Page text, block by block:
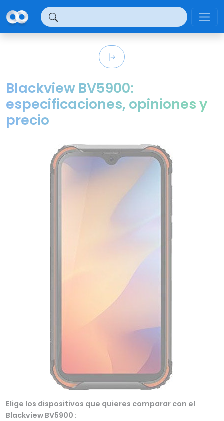
Blackview BV5900:
especificaciones, opiniones y
precio
Elige los dispositivos que quieres comparar con el
Blackview BV5900 :
Panel de gestión de cookies